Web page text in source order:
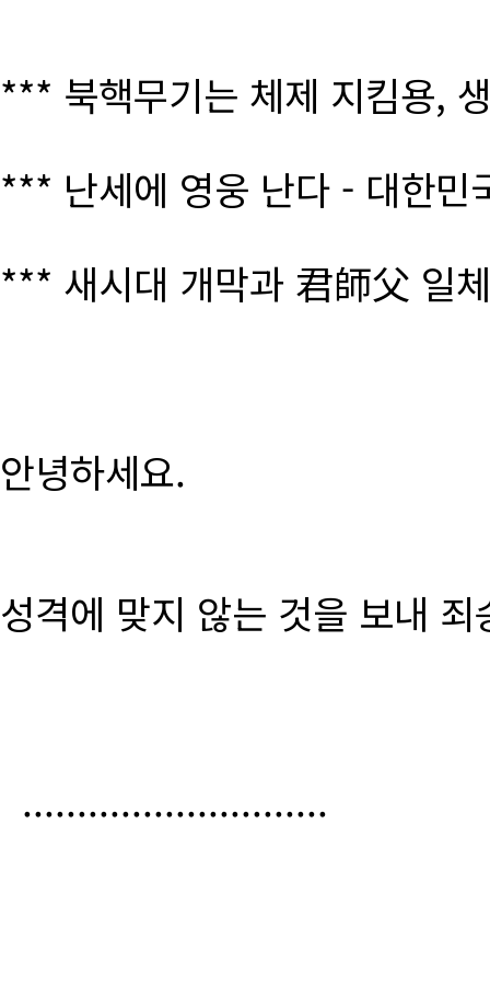
*** 북핵무기는 체제 지킴용,
*** 난세에 영웅 난다 - 대한
*** 새시대 개막과 君師父 일
안녕하세요.
성격에 맞지 않는 것을 보내
............................